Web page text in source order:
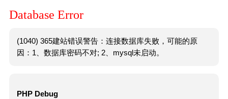
Database Error
(1040) 365建站错误警告：连接数据库失败，可能的原
因：1、数据库密码不对; 2、mysql未启动。
PHP Debug